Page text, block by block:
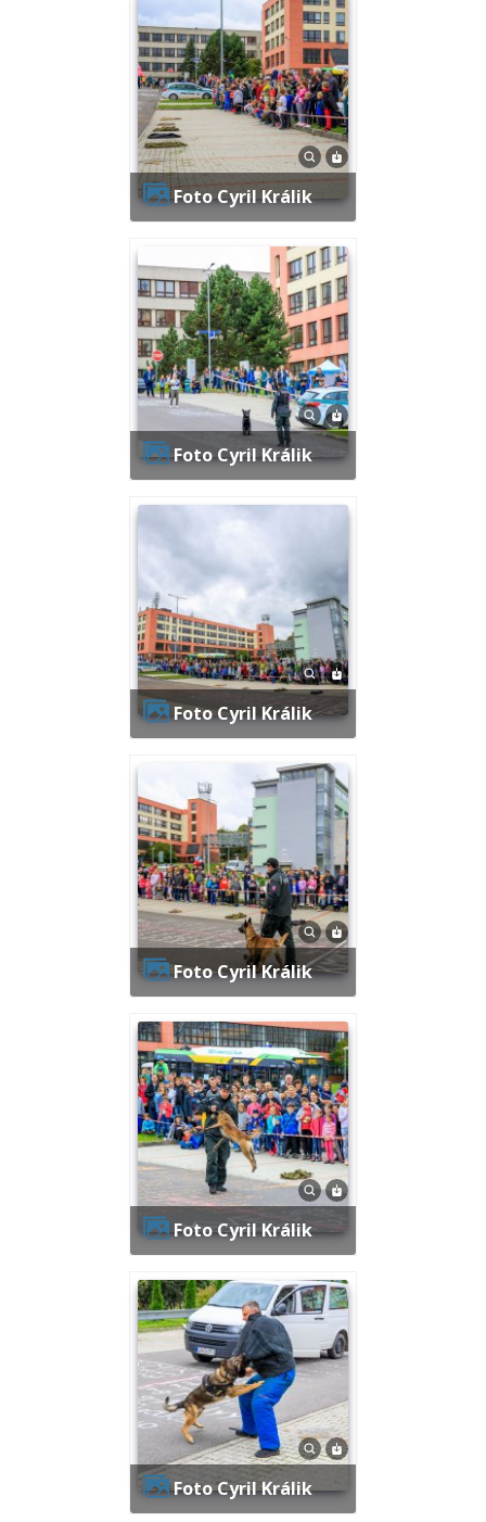
Foto Cyril Králik
Foto Cyril Králik
Foto Cyril Králik
Foto Cyril Králik
Foto Cyril Králik
Foto Cyril Králik